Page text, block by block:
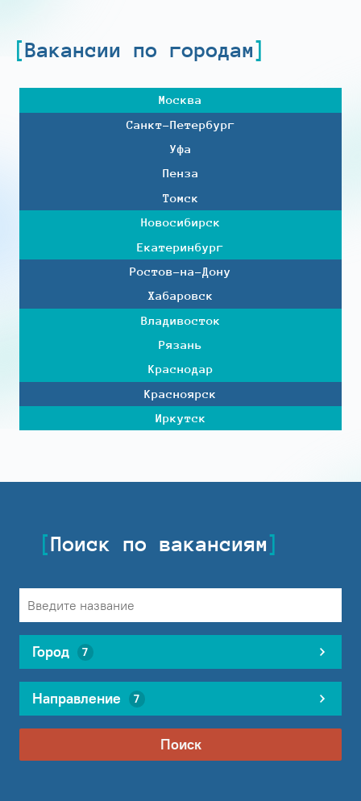
Вакансии по городам
Москва
Санкт-Петербург
Уфа
Пенза
Томск
Новосибирск
Екатеринбург
Ростов-на-Дону
Хабаровск
Владивосток
Рязань
Краснодар
Красноярск
Иркутск
Поиск по вакансиям
Город 7
Направление 7
Поиск